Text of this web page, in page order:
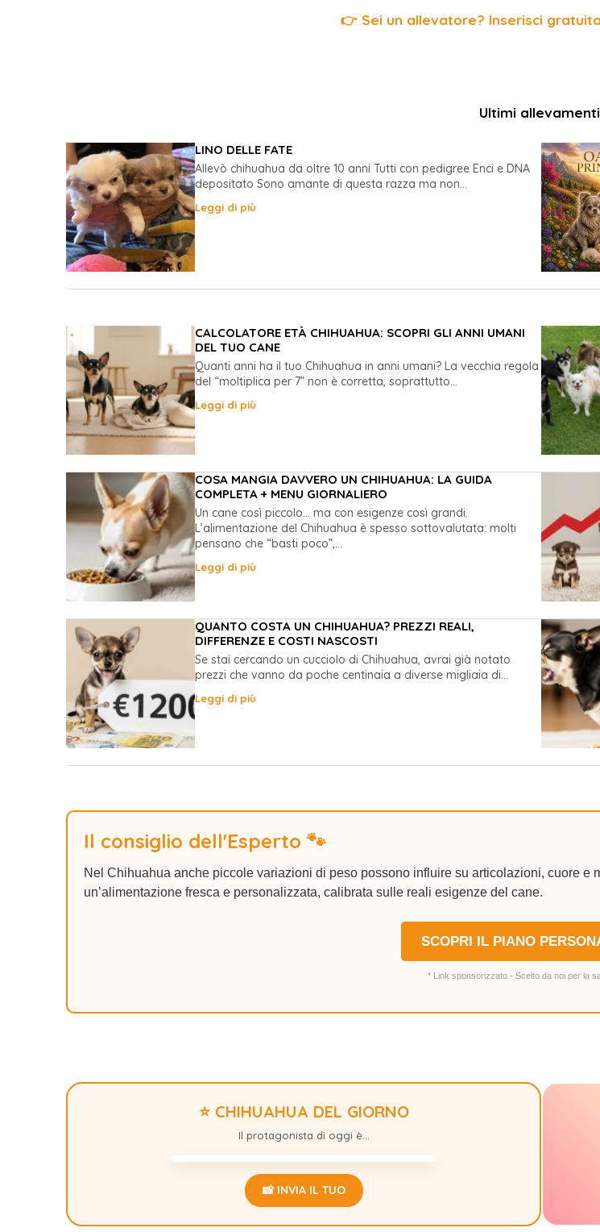
👉 Sei un allevatore? Inserisci
Ultimi
LINO DELLE FATE
Allevò chihuahua da oltre 10 anni Tutti con pedigree Enci e DNA
depositato Sono amante di questa razza ma non...
Leggi di più
CALCOLATORE ETÀ CHIHUAHUA: SCOPRI GLI ANNI UMANI
DEL TUO CANE
Quanti anni ha il tuo Chihuahua in anni umani? La vecchia regola
del “moltiplica per 7” non è corretta, soprattutto...
Leggi di più
COSA MANGIA DAVVERO UN CHIHUAHUA: LA GUIDA
COMPLETA + MENU GIORNALIERO
Un cane così piccolo… ma con esigenze così grandi.
L’alimentazione del Chihuahua è spesso sottovalutata: molti
pensano che “basti poco”,...
Leggi di più
QUANTO COSTA UN CHIHUAHUA? PREZZI REALI,
DIFFERENZE E COSTI NASCOSTI
Se stai cercando un cucciolo di Chihuahua, avrai già notato
prezzi che vanno da poche centinaia a diverse migliaia di...
Leggi di più
Il consiglio dell'Esperto 🐾
Nel Chihuahua anche piccole variazioni di peso possono influire su articolazioni, cuore e
un’alimentazione fresca e personalizzata, calibrata sulle reali esigenze del cane.
SCOPRI IL PIANO
* Link sponsorizzato - Scelto da noi per la
⭐ CHIHUAHUA DEL GIORNO
Il protagonista di oggi è...
📸 INVIA IL TUO